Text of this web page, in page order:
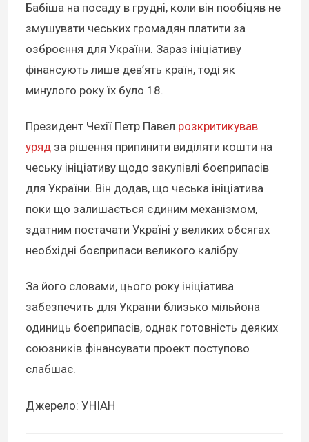
Бабіша на посаду в грудні, коли він пообіцяв не
змушувати чеських громадян платити за
озброєння для України. Зараз ініціативу
фінансують лише девʼять країн, тоді як
минулого року їх було 18.
Президент Чехії Петр Павел розкритикував
уряд за рішення припинити виділяти кошти на
чеську ініціативу щодо закупівлі боєприпасів
для України. Він додав, що чеська ініціатива
поки що залишається єдиним механізмом,
здатним постачати Україні у великих обсягах
необхідні боєприпаси великого калібру.
За його словами, цього року ініціатива
забезпечить для України близько мільйона
одиниць боєприпасів, однак готовність деяких
союзників фінансувати проект поступово
слабшає.
Джерело: УНІАН